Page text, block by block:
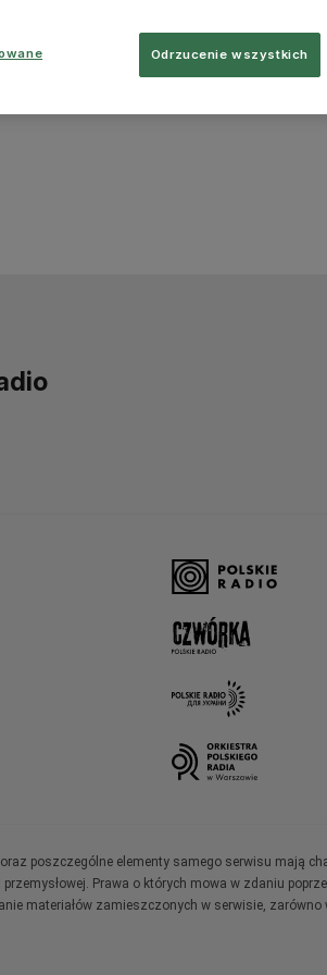
poszczególne elementy samego serwisu mają
Prawa o których mowa w zdaniu
materiałów zamieszczonych w serwisie,
Odrzucenie wszystkich